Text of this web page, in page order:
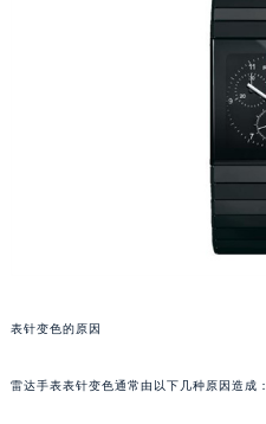
表针变色的原因
雷达手表表针变色通常由以下几种原因造成：